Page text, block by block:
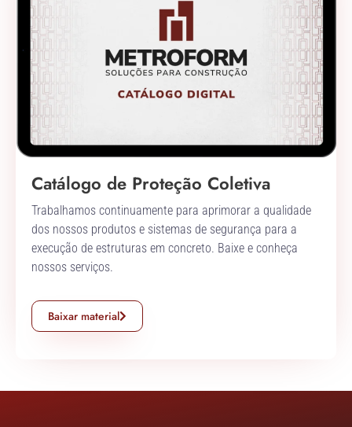
Catálogo de Proteção Coletiva
Trabalhamos continuamente para aprimorar a qualidade
dos nossos produtos e sistemas de segurança para a
execução de estruturas em concreto. Baixe e conheça
nossos serviços.
Baixar material